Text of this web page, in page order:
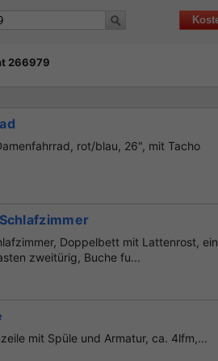
266979
rot/blau, 26", mit Tacho
Doppelbett mit Lattenrost,
zweitürig, Buche fu...
mit Spüle und Armatur, ca. 4lfm,...